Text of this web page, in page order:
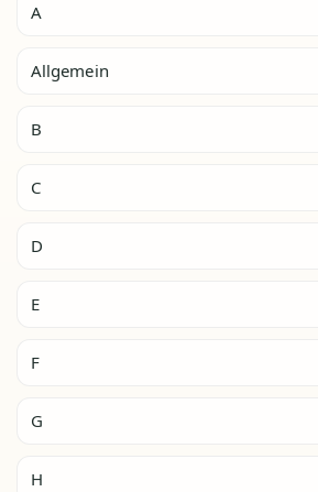
A
Allgemein
B
C
D
E
F
G
H